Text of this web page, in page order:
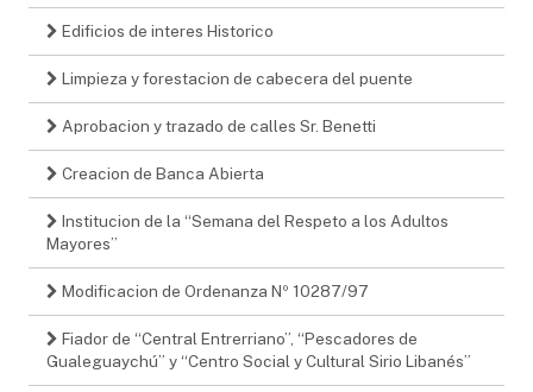
Edificios de interes Historico
Limpieza y forestacion de cabecera del puente
Aprobacion y trazado de calles Sr. Benetti
Creacion de Banca Abierta
Institucion de la “Semana del Respeto a los Adultos
Mayores”
Modificacion de Ordenanza Nº 10287/97
Fiador de “Central Entrerriano”, “Pescadores de
Gualeguaychú” y “Centro Social y Cultural Sirio Libanés”